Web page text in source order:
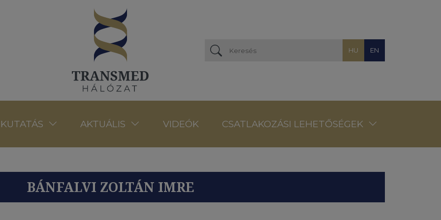
HU EN
KUTATÁS AKTUÁLIS VIDEÓK CSATLAKOZÁSI LEHETŐSÉGEK
BÁNFALVI ZOLTÁN IMRE